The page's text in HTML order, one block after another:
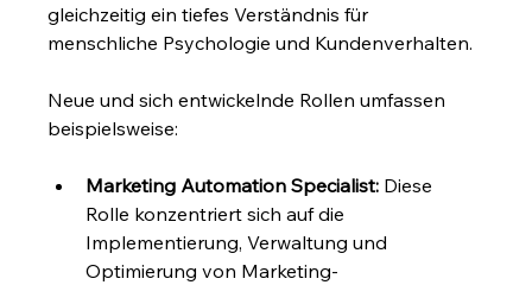
gleichzeitig ein tiefes Verständnis für
menschliche Psychologie und Kundenverhalten.
Neue und sich entwickelnde Rollen umfassen
beispielsweise:
Marketing Automation Specialist: Diese
Rolle konzentriert sich auf die
Implementierung, Verwaltung und
Optimierung von Marketing-